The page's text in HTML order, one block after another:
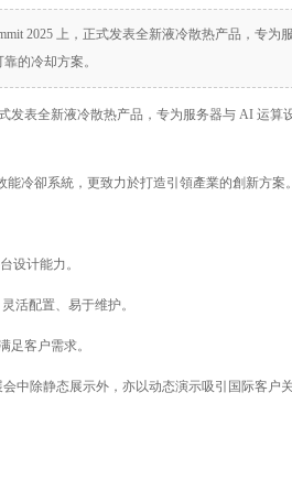
2025 上，正式发表全新液冷散热产品，专为
的冷却方案。
发表全新液冷散热产品，专为服务器与 AI 运算
冷卻系統，更致力於打造引領產業的創新方案。
设计能力。
活配置、易于维护。
足客户需求。
中除静态展示外，亦以动态演示吸引国际客户